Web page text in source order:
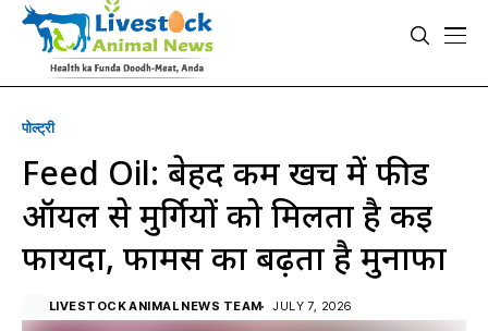
पोल्ट्री
Feed Oil: बेहद कम खर्च में फीड
ऑयल से मुर्गियों को मिलता है कई
फायदा, फार्मर्स का बढ़ता है मुनाफा
LIVESTOCK ANIMAL NEWS TEAM JULY 7, 2026